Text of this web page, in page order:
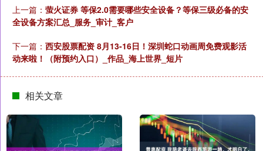
上一篇： 萤火证券 等保2.0需要哪些安全设备？等保三级必备的安
全设备方案汇总_服务_审计_客户
下一篇： 西安股票配资 8月13-16日！深圳蛇口动画周免费观影活
动来啦！（附预约入口）_作品_海上世界_短片
相关文章